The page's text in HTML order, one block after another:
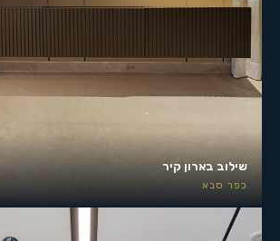
שילוב בארון קיר
כפר סבא